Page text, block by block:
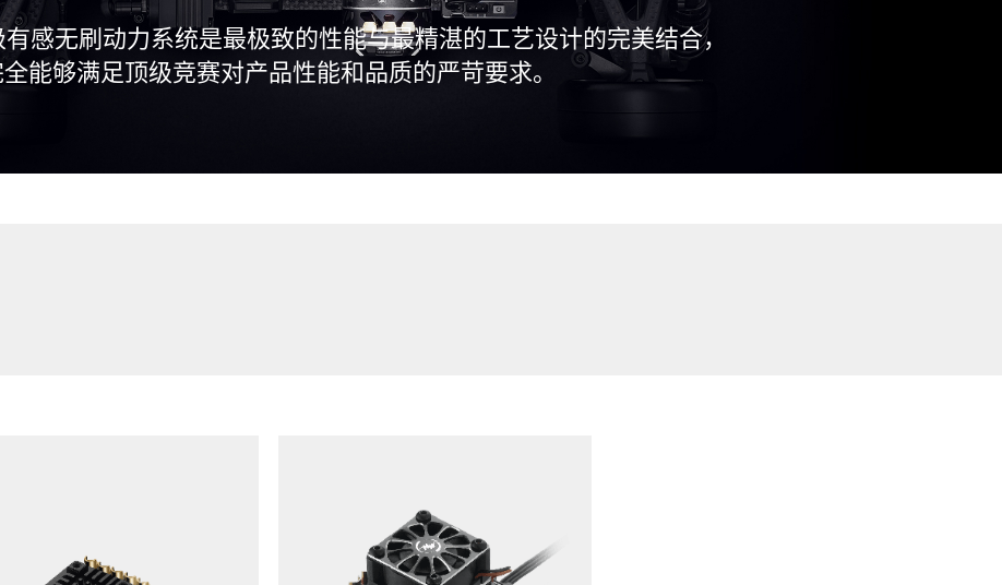
感无刷动力系统是最极致的性能与最精湛的工艺设计的完美结合，
能够满足顶级竞赛对产品性能和品质的严苛要求。